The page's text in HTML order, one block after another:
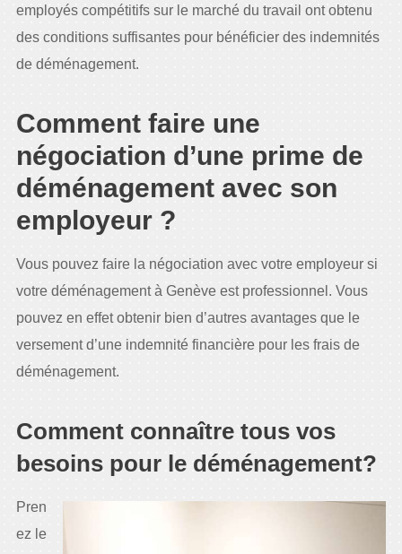
employés compétitifs sur le marché du travail ont obtenu
des conditions suffisantes pour bénéficier des indemnités
de déménagement.
Comment faire une
négociation d’une prime de
déménagement avec son
employeur ?
Vous pouvez faire la négociation avec votre employeur si
votre déménagement à Genève est professionnel. Vous
pouvez en effet obtenir bien d’autres avantages que le
versement d’une indemnité financière pour les frais de
déménagement.
Comment connaître tous vos
besoins pour le déménagement?
Pren
ez le